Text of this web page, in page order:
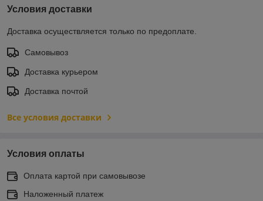
Условия доставки
Доставка осуществляется только по предоплате.
Самовывоз
Доставка курьером
Доставка почтой
Все условия доставки
Условия оплаты
Оплата картой при самовывозе
Наложенный платеж